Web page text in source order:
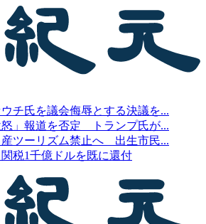
チ氏を議会侮辱とする決議を...
怒」報道を否定 トランプ氏が...
産ツーリズム禁止へ 出生市民...
税1千億ドルを既に還付